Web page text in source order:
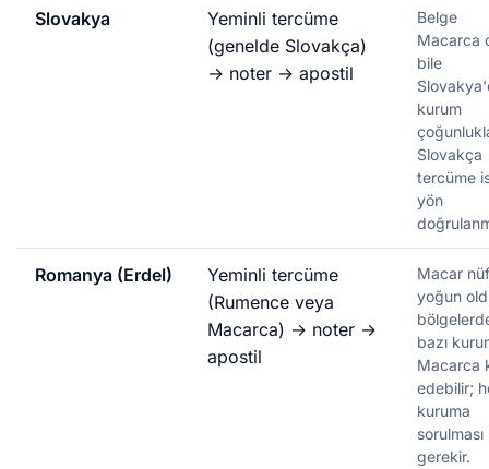
Slovakya
Yeminli tercüme
(genelde Slovakça)
→ noter → apostil
Belge
Macarca
bile
kurum
Slovakça
tercüme
yön
Romanya (Erdel)
Yeminli tercüme
(Rumence veya
Macarca) → noter →
apostil
Macar
yoğun
bazı
Macarca
edebilir;
kuruma
sorulması
gerekir.